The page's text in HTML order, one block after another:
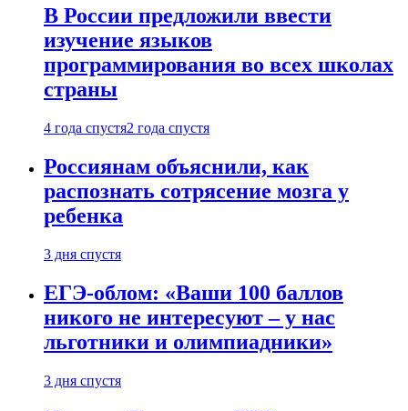
В России предложили ввести
изучение языков
программирования во всех школах
страны
4 года спустя2 года спустя
Россиянам объяснили, как
распознать сотрясение мозга у
ребенка
3 дня спустя
ЕГЭ-облом: «Ваши 100 баллов
никого не интересуют – у нас
льготники и олимпиадники»
3 дня спустя